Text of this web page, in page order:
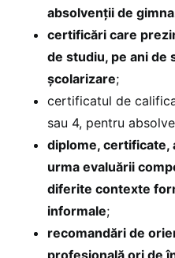
absolvenții de
certificări care
de studiu, pe ani de
școlarizare;
certificatul de
sau 4, pentru
diplome, certificate,
urma evaluării
diferite contexte
informale;
recomandări de